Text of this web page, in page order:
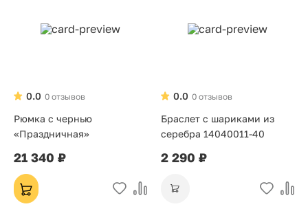
0 отзывов
0.0
Рюмка с чернью
«Праздничная»
21 340 ₽
0 отзывов
0.0
Браслет с шариками из
серебра 14040011-40
2 290 ₽